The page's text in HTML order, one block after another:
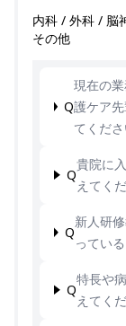
内科 / 外科 / 脳
その他
Q
現在の
護ケア
てくださ
Q
貴院に
えてく
Q
新人研
ってい
Q
特長や
えてく